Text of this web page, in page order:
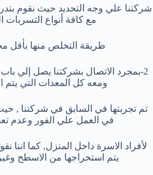
شركتنا علي وجه التحديد حيث نقوم
مع كافة أنواع التسربات
طريقة التخلص منها بأقل
2-بمجرد الاتصال بشركتنا يصل إلي
ومعه كل المعدات التي يتم
تم تجربتها في السابق في شركتنا ,
في العمل علي الفور وعدم
لأفراد الاسرة داخل المنزل, كما اننا
يتم استخراجها من الاسطح